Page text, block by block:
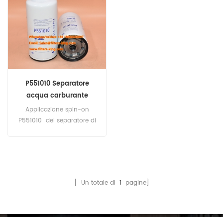
P551010 Separatore
acqua carburante
avvitabile
Applicazione spin-on
P551010 del separatore di
[ Un totale di 1 pagine]